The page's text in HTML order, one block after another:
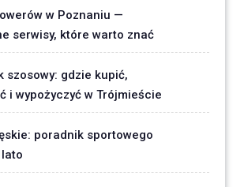
w Poznaniu —
serwisy, które warto znać
szosowy: gdzie kupić,
i wypożyczyć w Trójmieście
poradnik sportowego